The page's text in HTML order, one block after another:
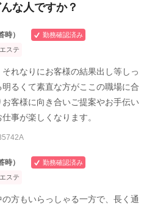
な人ですか？
）
勤務確認済み
エステ
れなりにお客様の結果出し等しっ
るくて素直な方がここの職場に合
客様に向き合いご提案やお手伝い
事が楽しくなります。
）
勤務確認済み
エステ
方もいらっしゃる一方で、長く通